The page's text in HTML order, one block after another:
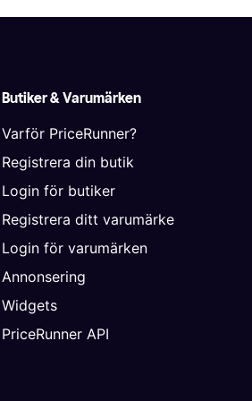
Butiker & Varumärken
Varför PriceRunner?
Registrera din butik
Login för butiker
Registrera ditt varumärke
Login för varumärken
Annonsering
Widgets
PriceRunner API